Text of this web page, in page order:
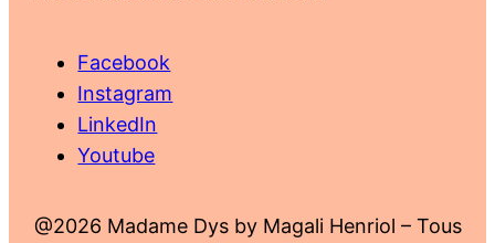
Facebook
Instagram
LinkedIn
Youtube
@2026 Madame Dys by Magali Henriol – Tous